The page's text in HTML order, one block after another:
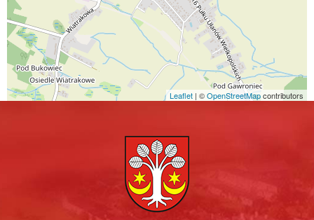
Leaflet | ©Otworzy
OpenStreetMapcontributors